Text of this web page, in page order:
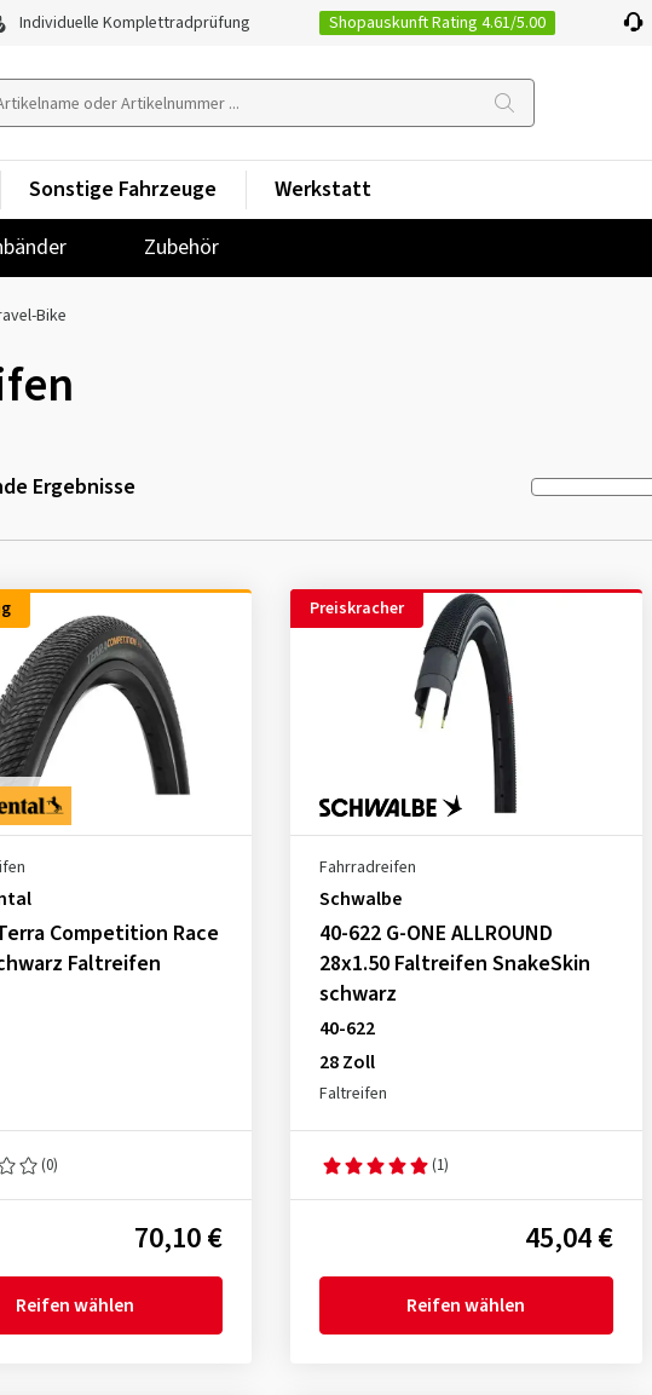
Individuelle Komplettradprüfung Shopauskunft Rating 4.61/5.00
Zubehör
Sonstige Fahrzeuge Werkstatt
Bike
Ergebnisse
Competition Race
Faltreifen
(0)
70,10 €
Reifen wählen
Preiskracher
Fahrradreifen
Schwalbe
40-622 G-ONE ALLROUND
28x1.50 Faltreifen SnakeSkin
schwarz
40-622
28 Zoll
Faltreifen
(1)
45,04 €
Reifen wählen